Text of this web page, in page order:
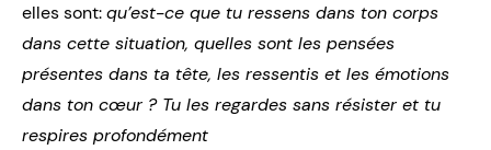
elles sont:qu’est-ce que tu ressens dans ton corps
dans cette situation, quelles sont les pensées
présentes dans ta tête, les ressentis et les émotions
dans ton cœur ? Tu les regardes sans résister et tu
respires profondément